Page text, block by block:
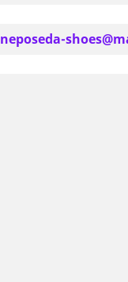
neposeda-